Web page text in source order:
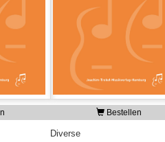
Bestellen
Diverse